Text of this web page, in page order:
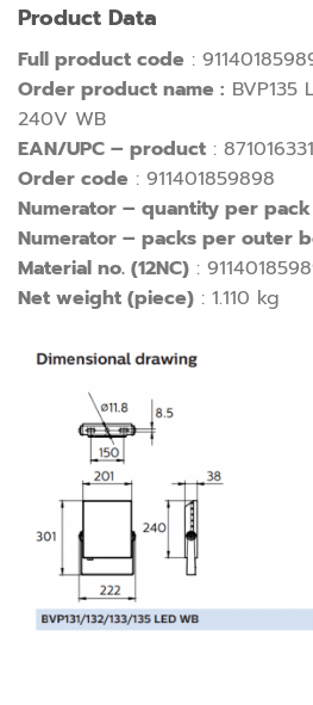
Product Data
Full product code :
Order product name : BVP135
240V WB
EAN/UPC – product :
Order code : 911401859898
Numerator – quantity per pack
Numerator – packs per outer
Material no. (12NC) :
Net weight (piece) : 1.110 kg